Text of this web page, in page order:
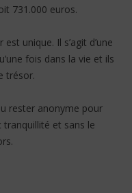
731.000 euros.
unique. Il s’agit d’une
fois dans la vie et ils
trésor.
rester anonyme pour
et sans le